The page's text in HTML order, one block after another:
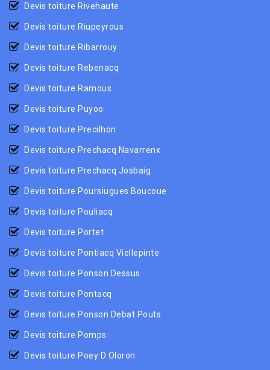
Devis toiture Rivehaute
Devis toiture Riupeyrous
Devis toiture Ribarrouy
Devis toiture Rebenacq
Devis toiture Ramous
Devis toiture Puyoo
Devis toiture Precilhon
Devis toiture Prechacq Navarrenx
Devis toiture Prechacq Josbaig
Devis toiture Poursiugues Boucoue
Devis toiture Pouliacq
Devis toiture Portet
Devis toiture Pontiacq Viellepinte
Devis toiture Ponson Dessus
Devis toiture Pontacq
Devis toiture Ponson Debat Pouts
Devis toiture Pomps
Devis toiture Poey D Oloron